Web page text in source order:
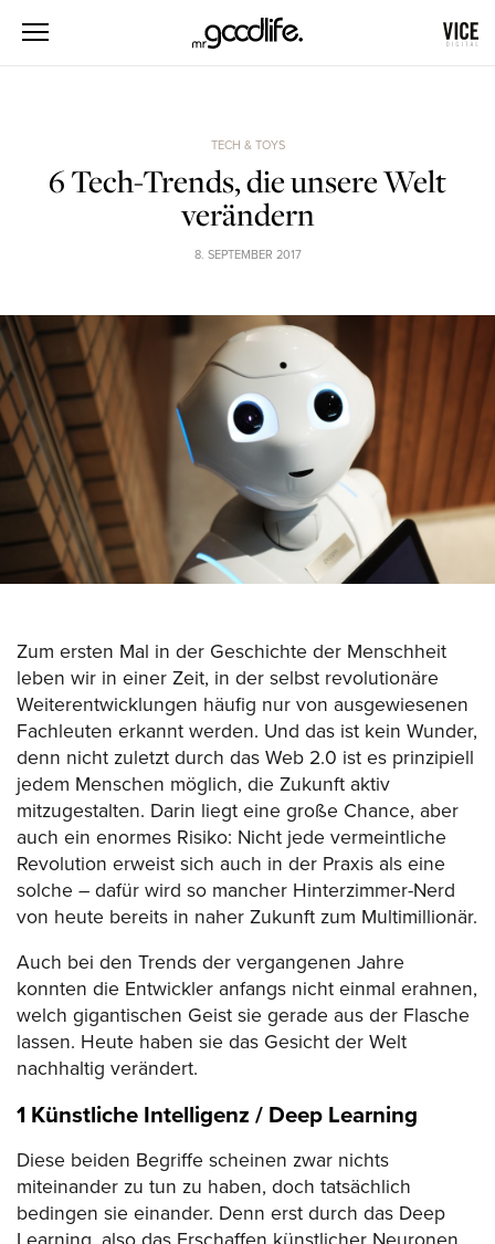
TECH & TOYS
6 Tech-Trends, die unsere Welt
verändern
8. SEPTEMBER 2017
Zum ersten Mal in der Geschichte der Menschheit
leben wir in einer Zeit, in der selbst revolutionäre
Weiterentwicklungen häufig nur von ausgewiesenen
Fachleuten erkannt werden. Und das ist kein Wunder,
denn nicht zuletzt durch das Web 2.0 ist es prinzipiell
jedem Menschen möglich, die Zukunft aktiv
mitzugestalten. Darin liegt eine große Chance, aber
auch ein enormes Risiko: Nicht jede vermeintliche
Revolution erweist sich auch in der Praxis als eine
solche – dafür wird so mancher Hinterzimmer-Nerd
von heute bereits in naher Zukunft zum Multimillionär.
Auch bei den Trends der vergangenen Jahre
konnten die Entwickler anfangs nicht einmal erahnen,
welch gigantischen Geist sie gerade aus der Flasche
lassen. Heute haben sie das Gesicht der Welt
nachhaltig verändert.
1 Künstliche Intelligenz / Deep Learning
Diese beiden Begriffe scheinen zwar nichts
miteinander zu tun zu haben, doch tatsächlich
bedingen sie einander. Denn erst durch das Deep